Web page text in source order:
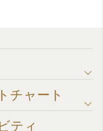
チャート​
ティ